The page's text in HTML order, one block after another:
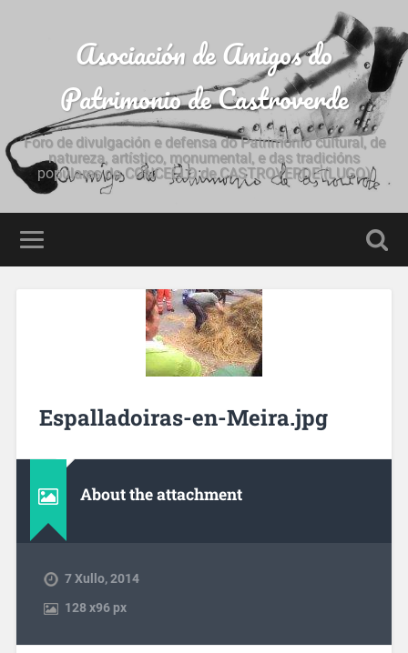
Asociación de Amigos do
Patrimonio de Castroverde
Foro de divulgación e defensa do Patrimonio cultural, de
natureza, artístico, monumental, e das tradicións
populares do CONCELLO de CASTROVERDE (LUGO)
Espalladoiras-en-Meira.jpg
About the attachment
7 Xullo, 2014
128x96 px